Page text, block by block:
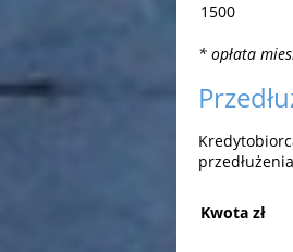
1500
* opłata
Kwota zł